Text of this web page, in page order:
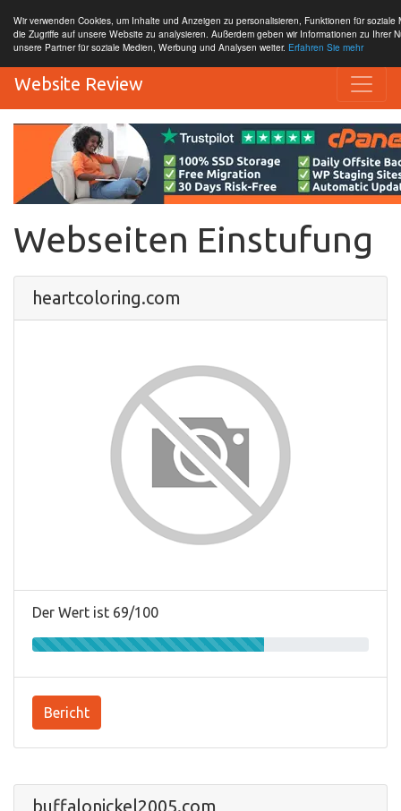
Wir verwenden Cookies, um Inhalte und Anzeigen zu personalisieren, Funktionen für
die Zugriffe auf unsere Website zu analysieren. Außerdem geben wir Informationen zu Ihrer
unsere Partner für soziale Medien, Werbung und Analysen weiter. Erfahren Sie mehr
Website Review
Webseiten Einstufung
heartcoloring.com
Der Wert ist 69/100
Bericht
buffalonickel2005.com